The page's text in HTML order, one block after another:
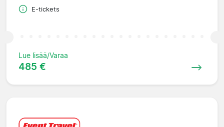
E-tickets
Lue lisää/Varaa
485 €